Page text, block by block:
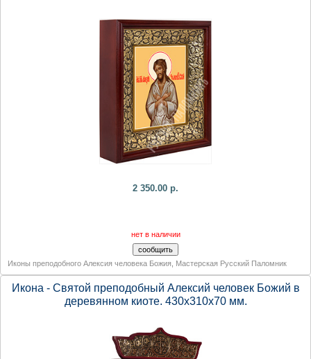
2 350.00 р.
нет в наличии
Иконы преподобного Алексия человека Божия Мастерская Русский Паломник
Икона - Святой преподобный Алексий человек Божий в
деревянном киоте. 430х310х70 мм.